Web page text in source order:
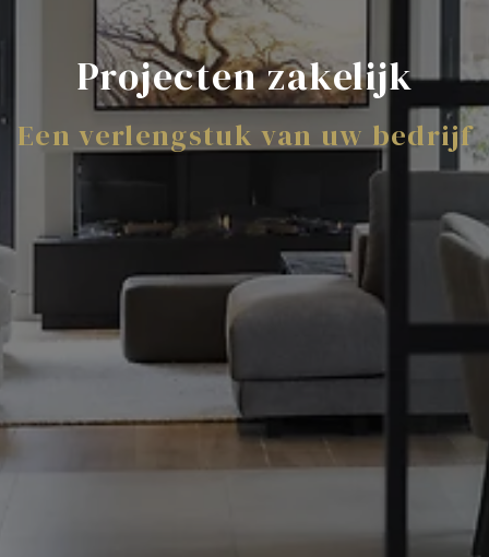
Projecten zakelijk
Een verlengstuk van uw bedrijf